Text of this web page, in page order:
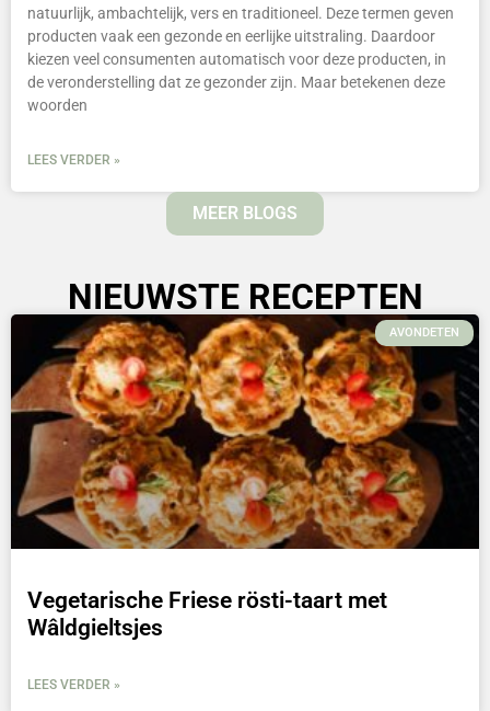
natuurlijk, ambachtelijk, vers en traditioneel. Deze termen geven
producten vaak een gezonde en eerlijke uitstraling. Daardoor
kiezen veel consumenten automatisch voor deze producten, in
de veronderstelling dat ze gezonder zijn. Maar betekenen deze
woorden
LEES VERDER »
MEER BLOGS
NIEUWSTE RECEPTEN
AVONDETEN
Vegetarische Friese rösti-taart met
Wâldgieltsjes
LEES VERDER »